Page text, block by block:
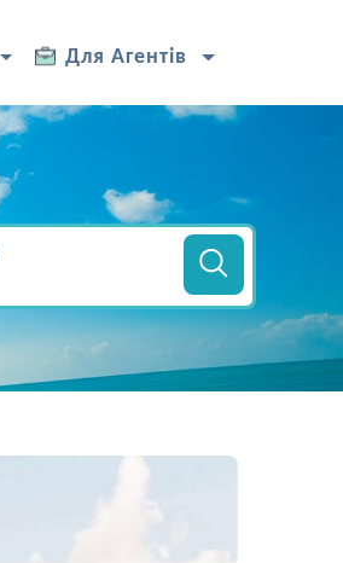
Для Агентів